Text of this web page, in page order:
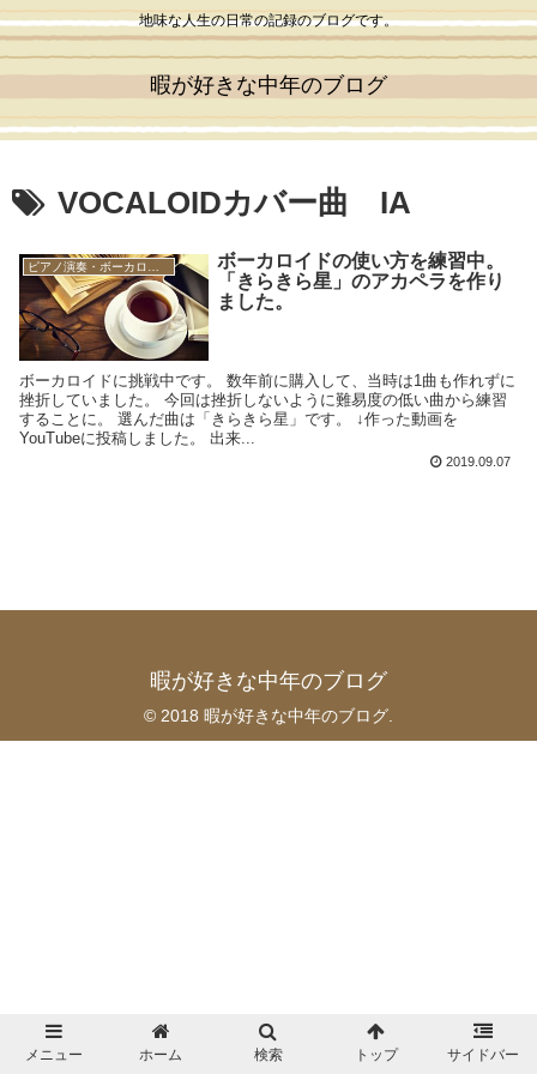
地味な人生の日常の記録のブログです。
暇が好きな中年のブログ
VOCALOIDカバー曲 IA
ボーカロイドの使い方を練習中。
「きらきら星」のアカペラを作り
ました。
ボーカロイドに挑戦中です。 数年前に購入して、当時は1曲も作れずに
挫折していました。 今回は挫折しないように難易度の低い曲から練習
することに。 選んだ曲は「きらきら星」です。 ↓作った動画を
YouTubeに投稿しました。 出来...
2019.09.07
暇が好きな中年のブログ
© 2018 暇が好きな中年のブログ.
メニュー ホーム 検索 トップ サイドバー